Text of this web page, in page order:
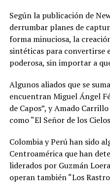
Según la publicación de
derrumbar planes de
forma minuciosa, la
sintéticas para convertirse
poderosa, sin importar a
Algunos aliados que se
encuentran Miguel Ángel
de Capos”, y Amado
como “El Señor de los
Colombia y Perú han sido
Centroamérica que han
liderados por Guzmán
operan también “Los